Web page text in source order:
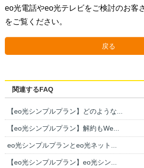
eo光電話やeo光テレビをご検討のお客
をご覧ください。
戻る
関連するFAQ
【eo光シンプルプラン】どのような...
【eo光シンプルプラン】解約もWe...
eo光シンプルプランとeo光ネット...
【eo光シンプルプラン】eo光シン...